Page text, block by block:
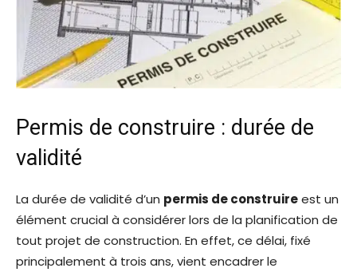
Permis de construire : durée de
validité
La durée de validité d’un permis de construireest un
élément crucial à considérer lors de la planification de
tout projet de construction. En effet, ce délai, fixé
principalement à trois ans, vient encadrer le